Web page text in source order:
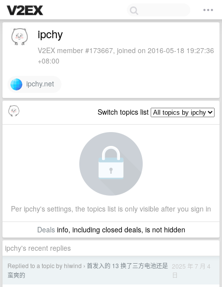
ipchy
V2EX member #173667, joined on 2016-05-18 19:27:36
+08:00
ipchy.net
Switch topics list
Per ipchy's settings, the topics list is only visible after you sign in
Dealsinfo, including closed deals, is not hidden
ipchy's recent replies
Replied to a topic by hiwind › 首发入的 13 换了三方电池还是
蛮爽的
2025 年 7 月 4
日